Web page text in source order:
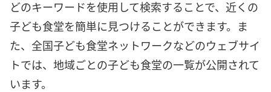
どのキーワードを使用して検索することで、近くの
子ども食堂を簡単に見つけることができます。ま
た、全国子ども食堂ネットワークなどのウェブサイ
トでは、地域ごとの子ども食堂の一覧が公開されて
います。